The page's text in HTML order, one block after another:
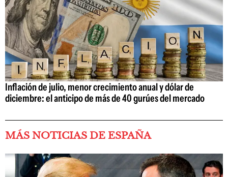
Inflación de julio, menor crecimiento anual y dólar de
diciembre: el anticipo de más de 40 gurúes del mercado
MÁS NOTICIAS DE ESPAÑA